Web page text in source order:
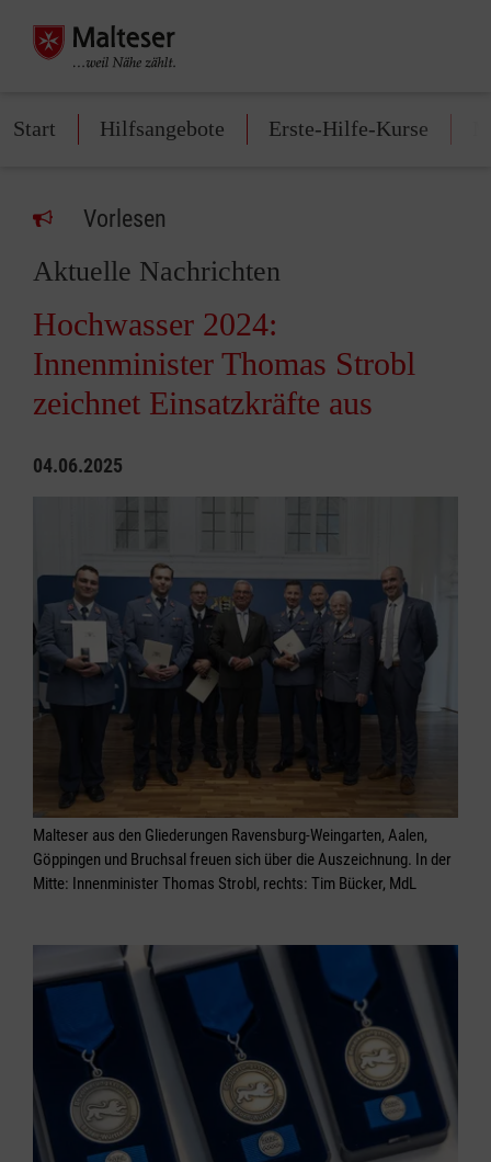
Start Hilfsangebote Erste-Hilfe-Kurse
Vorlesen
Aktuelle Nachrichten
Hochwasser 2024:
Innenminister Thomas Strobl
zeichnet Einsatzkräfte aus
04.06.2025
Malteser aus den Gliederungen Ravensburg-Weingarten, Aalen,
Göppingen und Bruchsal freuen sich über die Auszeichnung. In der
Mitte: Innenminister Thomas Strobl, rechts: Tim Bücker, MdL